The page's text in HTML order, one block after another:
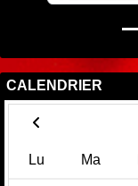
CALENDRIER
Lu Ma